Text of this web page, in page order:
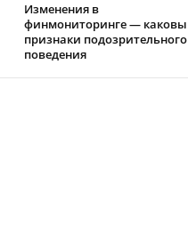
Изменения в
финмониторинге — каковы
признаки подозрительного
поведения